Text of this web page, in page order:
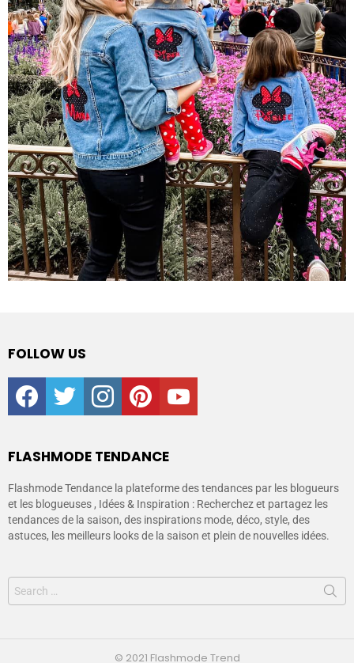
FOLLOW US
facebooktwitter instagrampinterestyoutube
FLASHMODE TENDANCE
Flashmode Tendance la plateforme des tendances par les blogueurs
et les blogueuses , Idées & Inspiration : Recherchez et partagez les
tendances de la saison, des inspirations mode, déco, style, des
astuces, les meilleurs looks de la saison et plein de nouvelles idées.
© 2021 Flashmode Trend